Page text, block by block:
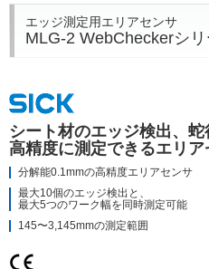
エッジ測定用エリアセンサ
MLG-2 WebCheckerシ
シート材のエッジ検出、蛇
高精度に測定できるエリア
分解能0.1mmの高精度エリアセンサ
最大10個のエッジ検出と、
最大5つのワーク幅を同時測定可能
145〜3,145mmの測定範囲